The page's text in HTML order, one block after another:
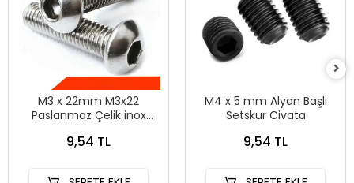
M3 x 22mm M3x22
Paslanmaz Çelik inox
Vida Civata
9,54 TL
M4 x 5 mm Alyan Başlı
Setskur Civata
9,54 TL